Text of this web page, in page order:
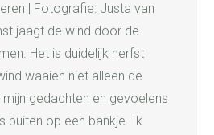
| Fotografie: Justa van
jaagt de wind door de
Het is duidelijk herfst
waaien niet alleen de
gedachten en gevoelens
buiten op een bankje. Ik